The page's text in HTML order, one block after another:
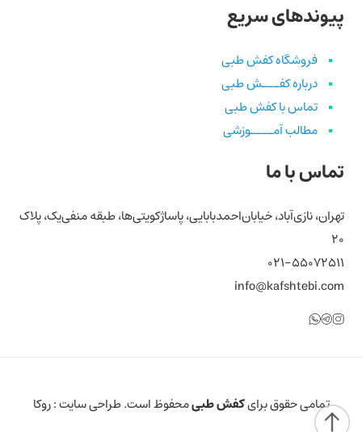
پیوندهای سریع
فروشگاه کفش طبی
درباره کفـــش طبی
تماس با کفش طبی
مطالب آمــــوزشی
تماس با ما
تهران، نازی‌آباد، خیابان‌احمد‌بابایی، پاساژ‌کویتی‌ها، طبقه منفی‌یک، پلاک
۲۰
۰۲۱-۵۵۰۷۲۵۱۱
info@kafshtebi.com
اینستاگرام
تلگرام
تمامی حقوق برایکفش طبیمحفوظ است. طراحی سایت :روکا